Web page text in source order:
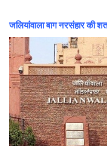
जलियांवाला बाग नरसंहार की